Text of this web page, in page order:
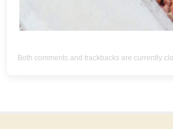
Both comments and trackbacks are currently